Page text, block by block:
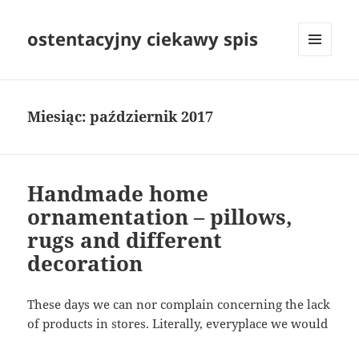
ostentacyjny ciekawy spis
Miesiąc:październik 2017
Handmade home
ornamentation – pillows,
rugs and different
decoration
These days we can nor complain concerning the lack
of products in stores. Literally, everyplace we would